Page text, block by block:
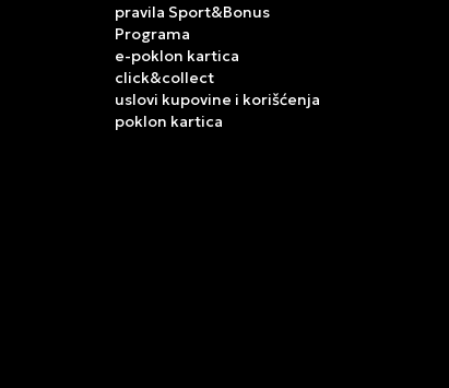
pravila Sport&Bonus
Programa
e-poklon kartica
click&collect
uslovi kupovine i korišćenja
poklon kartica